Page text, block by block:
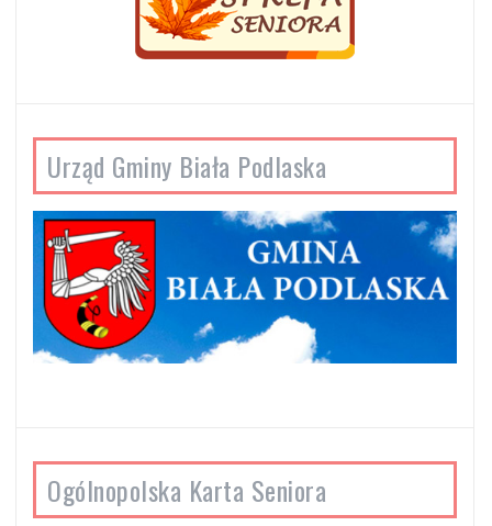
Urząd Gminy Biała Podlaska
Ogólnopolska Karta Seniora